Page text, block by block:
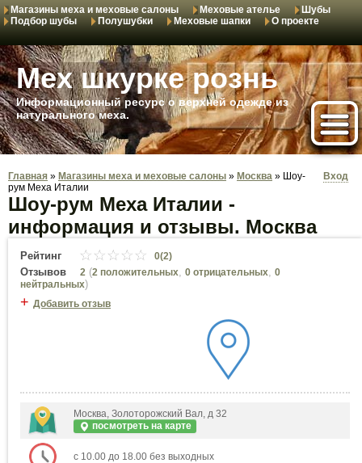
Магазины меха и меховые салоны Меховые ателье
Шубы
Подбор шубы
Полушубки Меховые шапки О проекте
Мех шкурке рознь
Информационный ресурс о верхней одежде из
натурального меха.
Главная » Магазины меха и меховые салоны » Москва » Шоу-
рум Меха Италии
Вход
Шоу-рум Меха Италии -
информация и отзывы. Москва
Рейтинг 0(2)
Отзывов 2 (2 положительных, 0 отрицательных, 0
нейтральных)
+ Добавить отзыв
Москва, Золоторожский Вал, д 32
посмотреть на карте
с 10.00 до 18.00 без выходных